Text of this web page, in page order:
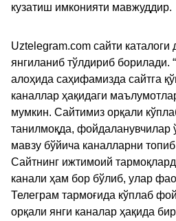
кузатиш имконияти мавжуддир.
Uztelegram.com сайти
янгиланиб тўлдириб борилади.
алоҳида саҳифамизда сайтга
каналлар ҳақидаги
мумкин. Сайтимиз орқали
танилмоқда, фойдаланувчилар
мавзу бўйича каналларни
Сайтнинг ижтимоий
канали ҳам бор бўлиб, улар
Телеграм тармоғида кўплаб
орқали янги каналар ҳақида